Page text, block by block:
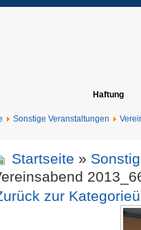
Haftung
Sonstige Veranstaltungen
Startseite »
zur